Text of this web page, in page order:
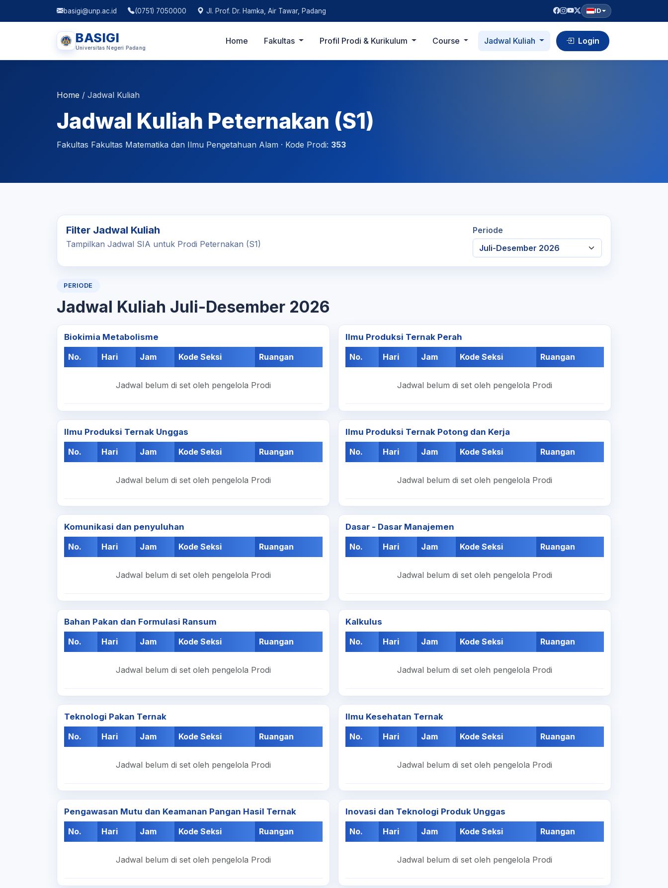
basigi@unp.ac.id (0751) 7050000 Jl. Prof. Dr. Hamka, Air Tawar, Padang ID
BASIGI
Universitas Negeri Padang
Home Fakultas Profil Prodi & Kurikulum Course Jadwal Kuliah Login
Home / Jadwal Kuliah
Jadwal Kuliah Peternakan (S1)
Fakultas Fakultas Matematika dan Ilmu Pengetahuan Alam · Kode Prodi: 353
Filter Jadwal Kuliah
Tampilkan Jadwal SIA untuk Prodi Peternakan (S1)
Periode
PERIODE
Jadwal Kuliah Juli-Desember 2026
Biokimia Metabolisme
No.
Hari Jam Kode Seksi Ruangan
Jadwal belum di set oleh pengelola Prodi
Ilmu Produksi Ternak Perah
No.
Hari Jam Kode Seksi Ruangan
Jadwal belum di set oleh pengelola Prodi
Ilmu Produksi Ternak Unggas
No.
Hari Jam Kode Seksi Ruangan
Jadwal belum di set oleh pengelola Prodi
Ilmu Produksi Ternak Potong dan Kerja
No.
Hari Jam Kode Seksi Ruangan
Jadwal belum di set oleh pengelola Prodi
Komunikasi dan penyuluhan
No.
Hari Jam Kode Seksi Ruangan
Jadwal belum di set oleh pengelola Prodi
Dasar - Dasar Manajemen
No.
Hari Jam Kode Seksi Ruangan
Jadwal belum di set oleh pengelola Prodi
Bahan Pakan dan Formulasi Ransum
No.
Hari Jam Kode Seksi Ruangan
Jadwal belum di set oleh pengelola Prodi
Kalkulus
No.
Hari Jam Kode Seksi Ruangan
Jadwal belum di set oleh pengelola Prodi
Teknologi Pakan Ternak
No.
Hari Jam Kode Seksi Ruangan
Jadwal belum di set oleh pengelola Prodi
Ilmu Kesehatan Ternak
No.
Hari Jam Kode Seksi Ruangan
Jadwal belum di set oleh pengelola Prodi
Pengawasan Mutu dan Keamanan Pangan Hasil Ternak
No.
Hari Jam Kode Seksi Ruangan
Jadwal belum di set oleh pengelola Prodi
Inovasi dan Teknologi Produk Unggas
No.
Hari Jam Kode Seksi Ruangan
Jadwal belum di set oleh pengelola Prodi